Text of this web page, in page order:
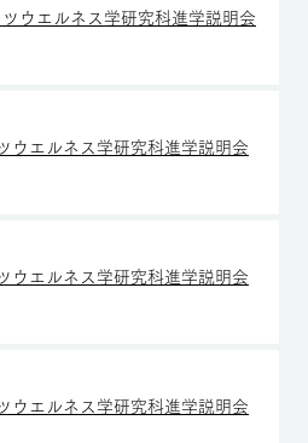
ウエルネス学研究科進学説明会
エルネス学研究科進学説明会
エルネス学研究科進学説明会
エルネス学研究科進学説明会